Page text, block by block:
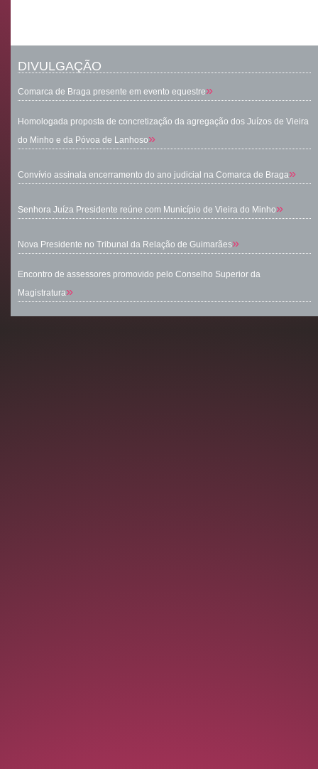
DIVULGAÇÃO
Comarca de Braga presente em evento equestre»
Homologada proposta de concretização da agregação dos Juízos de Vieira
do Minho e da Póvoa de Lanhoso»
Convívio assinala encerramento do ano judicial na Comarca de Braga»
Senhora Juíza Presidente reúne com Município de Vieira do Minho»
Nova Presidente no Tribunal da Relação de Guimarães»
Encontro de assessores promovido pelo Conselho Superior da
Magistratura»